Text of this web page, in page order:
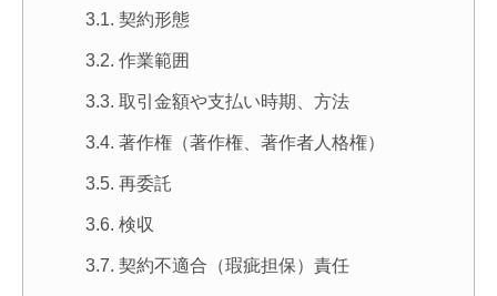
契約形態
作業範囲
取引金額や支払い時期、方法
著作権（著作権、著作者人格権）
再委託
検収
契約不適合（瑕疵担保）責任